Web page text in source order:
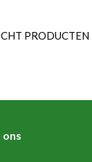
PRODUCTEN